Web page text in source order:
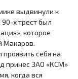
выдвинули к
х трест был
которое
Макаров.
себя на
принес ЗАО «КСМ»
когда вся